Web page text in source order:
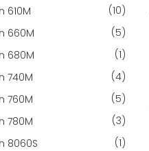
610M
(10)
660M
(5)
680M
(1)
740M
(4)
760M
(5)
780M
(3)
8060S
(1)